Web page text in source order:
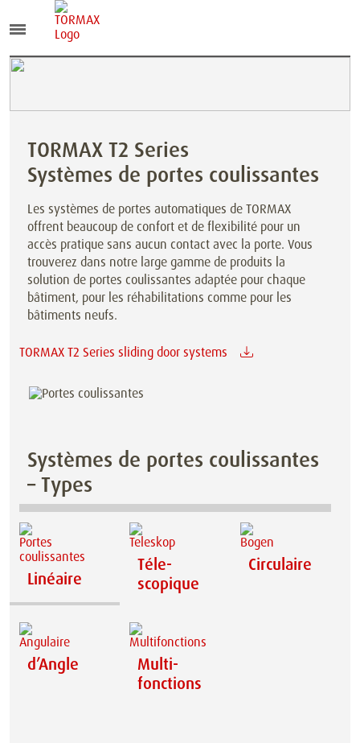
TORMAX T2 Series
Systèmes de portes coulissantes
Les systèmes de portes automatiques de TORMAX
offrent beaucoup de confort et de flexibilité pour un
accès pratique sans aucun contact avec la porte. Vous
trouverez dans notre large gamme de produits la
solution de portes coulissantes adaptée pour chaque
bâtiment, pour les réhabilitations comme pour les
bâtiments neufs.
TORMAX T2 Series sliding door systems
Systèmes de portes coulissantes
– Types
Linéaire
Téle­
scopique
Circulaire
d’Angle
Multi­
fonctions